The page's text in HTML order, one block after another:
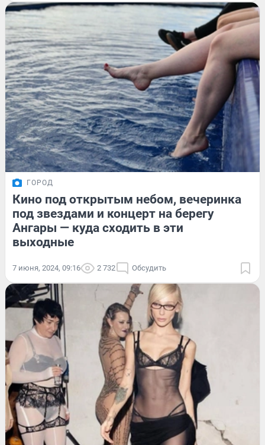
ГОРОД
Кино под открытым небом, вечеринка
под звездами и концерт на берегу
Ангары — куда сходить в эти
выходные
7 июня, 2024, 09:16 2 732 Обсудить